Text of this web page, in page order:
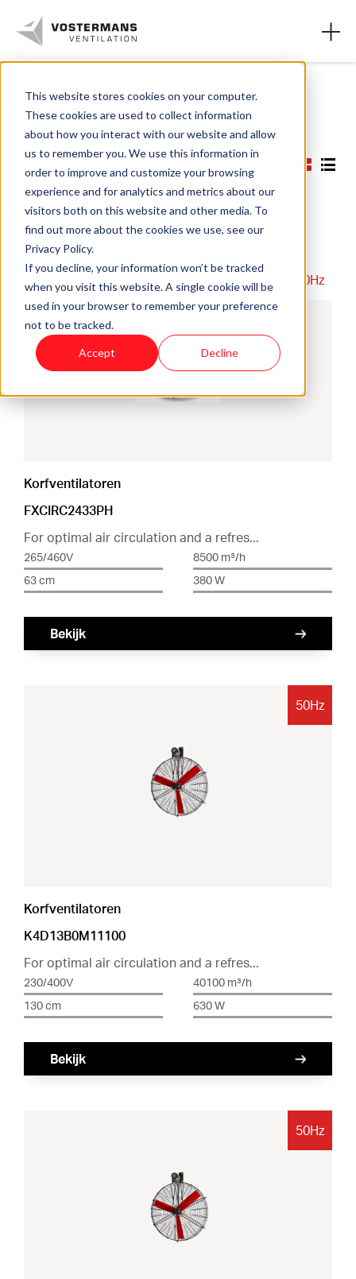
This website stores cookies on your computer.
These cookies are used to collect information
about how you interact with our website and allow
us to remember you. We use this information in
order to improve and customize your browsing
experience and for analytics and metrics about our
visitors both on this website and other media. To
find out more about the cookies we use, see our
Privacy Policy.
If you decline, your information won’t be tracked
when you visit this website. A single cookie will be
used in your browser to remember your preference
not to be tracked.
Accept Decline
Ventilatoren
Agrarische oplossingen
Industriële oplossingen
Kennis
Over ons
+31 (0)77 389 32 32
ventilation@vostermans.com
Contact
FILTER METRISCH IMPERIAL
Zoek resultaten 35 Resultaten gevonden
60Hz
Korfventilatoren
FXCIRC2433PH
For optimal air circulation and a refres...
265/460V
8500 m³/h
63 cm
380 W
Bekijk
50Hz
Korfventilatoren
K4D13B0M11100
For optimal air circulation and a refres...
230/400V
40100 m³/h
130 cm
630 W
Bekijk
50Hz